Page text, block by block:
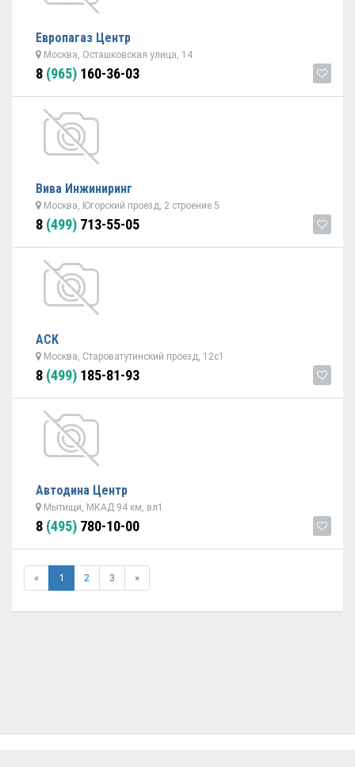
Европагаз Центр
Москва, Осташковская улица, 14
8 (965) 160-36-03
Вива Инжиниринг
Москва, Югорский проезд, 2 строение 5
8 (499) 713-55-05
АСК
Москва, Староватутинский проезд, 12с1
8 (499) 185-81-93
Автодина Центр
Мытищи, МКАД 94 км, вл1
8 (495) 780-10-00
« 1 2 3 »